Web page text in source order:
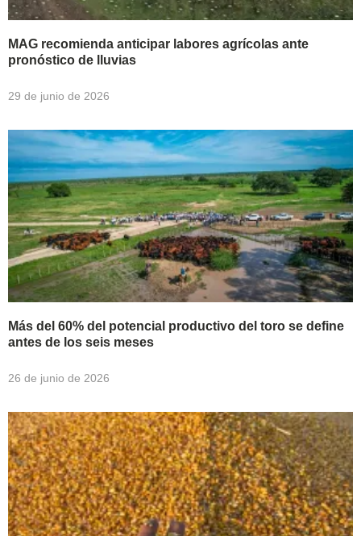
MAG recomienda anticipar labores agrícolas ante
pronóstico de lluvias
29 de junio de 2026
Más del 60% del potencial productivo del toro se define
antes de los seis meses
26 de junio de 2026